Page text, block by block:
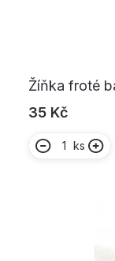
Žíňka froté
35 Kč
ks